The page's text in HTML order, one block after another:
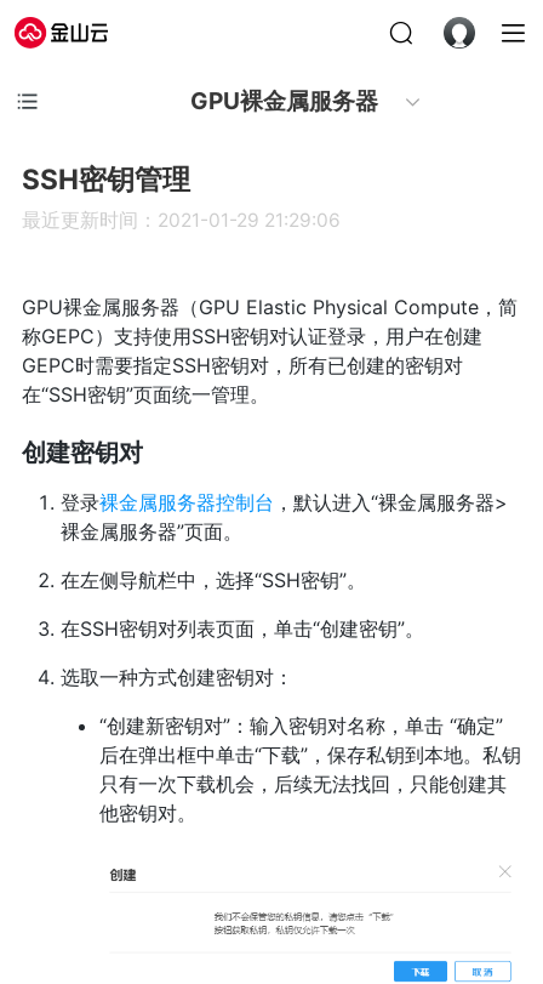
GPU裸金属服务器
SSH密钥管理
最近更新时间：2021-01-29 21:29:06
GPU裸金属服务器（GPU Elastic Physical Compute，简
称GEPC）支持使用SSH密钥对认证登录，用户在创建
GEPC时需要指定SSH密钥对，所有已创建的密钥对
在“SSH密钥”页面统一管理。
创建密钥对
登录裸金属服务器控制台 ，默认进入“裸金属服务器>
裸金属服务器”页面。
在左侧导航栏中，选择“SSH密钥”。
在SSH密钥对列表页面，单击“创建密钥”。
选取一种方式创建密钥对：
“创建新密钥对”：输入密钥对名称，单击 “确定”
后在弹出框中单击“下载”，保存私钥到本地。私钥
只有一次下载机会，后续无法找回，只能创建其
他密钥对。